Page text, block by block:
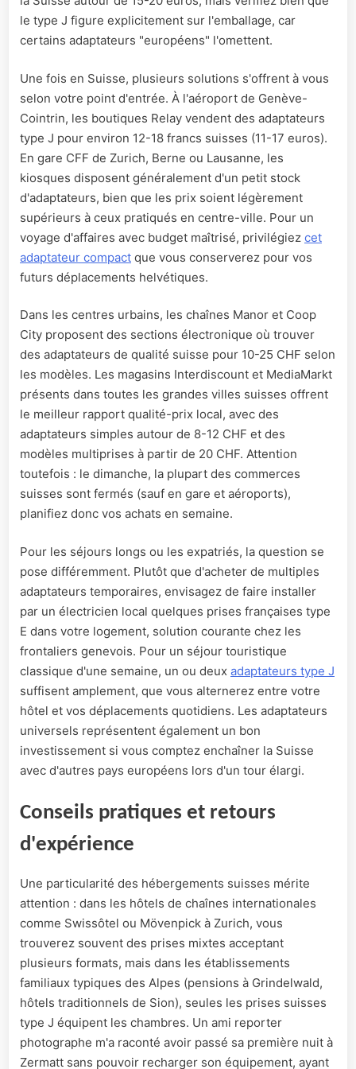
le type J figure explicitement sur l'emballage, car
certains adaptateurs "européens" l'omettent.
Une fois en Suisse, plusieurs solutions s'offrent à vous
selon votre point d'entrée. À l'aéroport de Genève-
Cointrin, les boutiques Relay vendent des adaptateurs
type J pour environ 12-18 francs suisses (11-17 euros).
En gare CFF de Zurich, Berne ou Lausanne, les
kiosques disposent généralement d'un petit stock
d'adaptateurs, bien que les prix soient légèrement
supérieurs à ceux pratiqués en centre-ville. Pour un
voyage d'affaires avec budget maîtrisé, privilégiez cet
adaptateur compact que vous conserverez pour vos
futurs déplacements helvétiques.
Dans les centres urbains, les chaînes Manor et Coop
City proposent des sections électronique où trouver
des adaptateurs de qualité suisse pour 10-25 CHF selon
les modèles. Les magasins Interdiscount et MediaMarkt
présents dans toutes les grandes villes suisses offrent
le meilleur rapport qualité-prix local, avec des
adaptateurs simples autour de 8-12 CHF et des
modèles multiprises à partir de 20 CHF. Attention
toutefois : le dimanche, la plupart des commerces
suisses sont fermés (sauf en gare et aéroports),
planifiez donc vos achats en semaine.
Pour les séjours longs ou les expatriés, la question se
pose différemment. Plutôt que d'acheter de multiples
adaptateurs temporaires, envisagez de faire installer
par un électricien local quelques prises françaises type
E dans votre logement, solution courante chez les
frontaliers genevois. Pour un séjour touristique
classique d'une semaine, un ou deux adaptateurs type J
suffisent amplement, que vous alternerez entre votre
hôtel et vos déplacements quotidiens. Les adaptateurs
universels représentent également un bon
investissement si vous comptez enchaîner la Suisse
avec d'autres pays européens lors d'un tour élargi.
Conseils pratiques et retours
d'expérience
Une particularité des hébergements suisses mérite
attention : dans les hôtels de chaînes internationales
comme Swissôtel ou Mövenpick à Zurich, vous
trouverez souvent des prises mixtes acceptant
plusieurs formats, mais dans les établissements
familiaux typiques des Alpes (pensions à Grindelwald,
hôtels traditionnels de Sion), seules les prises suisses
type J équipent les chambres. Un ami reporter
photographe m'a raconté avoir passé sa première nuit à
Zermatt sans pouvoir recharger son équipement, ayant